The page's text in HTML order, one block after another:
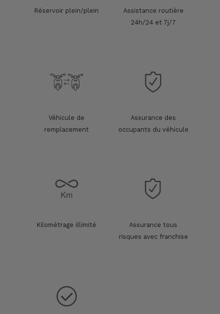
Réservoir plein/plein
Assistance routière
24h/24 et 7j/7
Véhicule de
remplacement
Assurance des
occupants du véhicule
Kilométrage illimité
Assurance tous
risques avec franchise